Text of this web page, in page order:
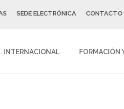
SEDE ELECTRÓNICA CONTACTO
INTERNACIONAL FORMACIÓN